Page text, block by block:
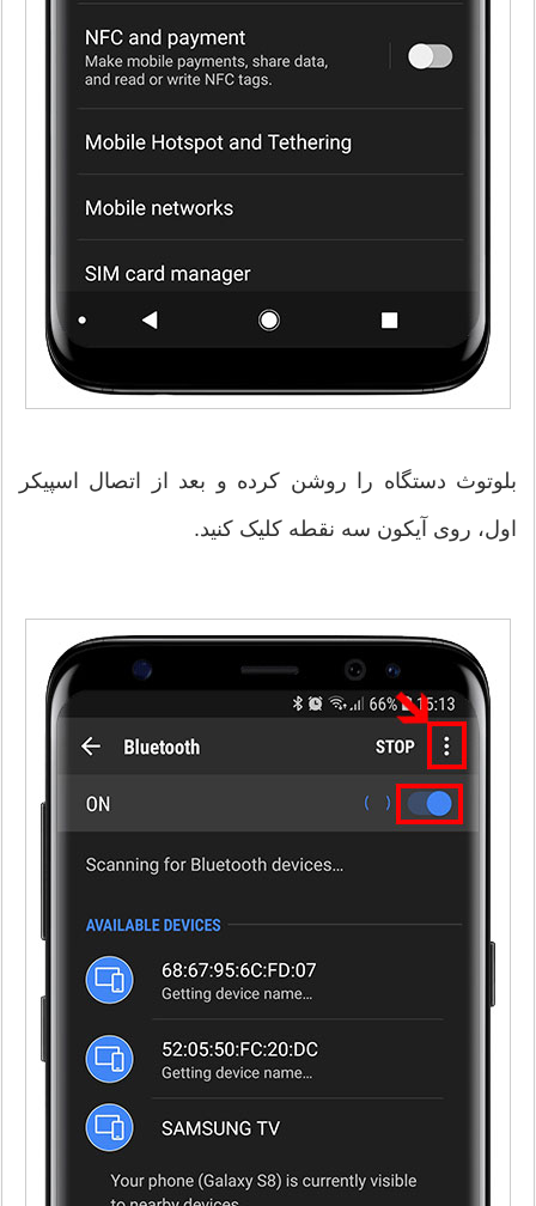
بلوتوث دستگاه را روشن کرده و بعد از اتصال اسپیکر
اول، روی آیکون سه نقطه کلیک کنید.